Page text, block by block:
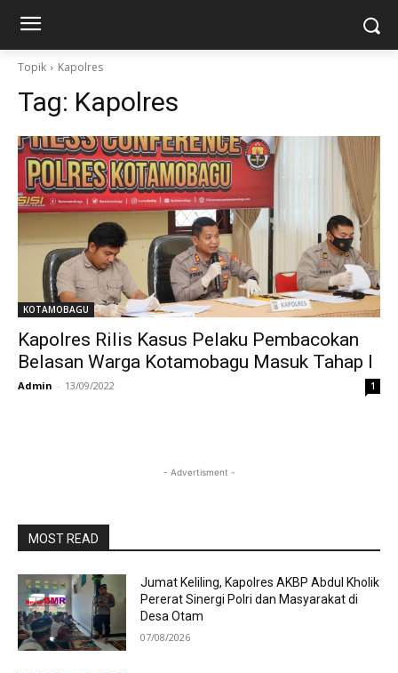
Topik Kapolres
Tag: Kapolres
KOTAMOBAGU
Kapolres Rilis Kasus Pelaku Pembacokan
Belasan Warga Kotamobagu Masuk Tahap I
Admin - 13/09/2022 1
- Advertisment -
MOST READ
Jumat Keliling, Kapolres AKBP Abdul Kholik
Pererat Sinergi Polri dan Masyarakat di
Desa Otam
07/08/2026